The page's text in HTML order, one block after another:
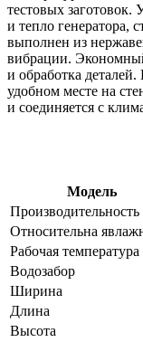
тестовых заготовок.
и тепло генератора,
выполнен из
вибрации.
и обработка
удобном месте на
и соединяется с
Модель
Производительность
Относительна
Рабочая температура
Водозабор
Ширина
Длина
Высота